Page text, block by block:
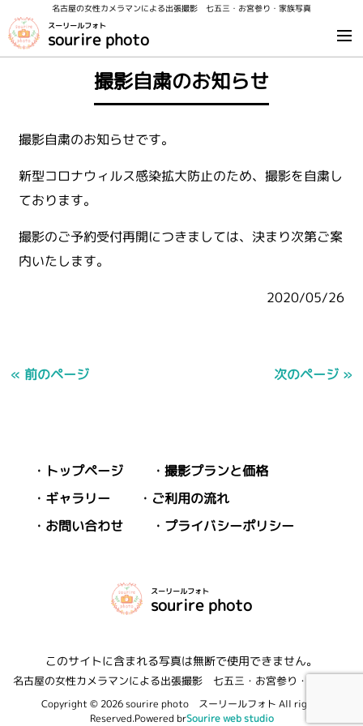
名古屋の女性カメラマンによる出張撮影 七五三・お宮参り・家族写真
スーリールフォト
sourire photo
撮影自粛のお知らせ
撮影自粛のお知らせです。
新型コロナウィルス感染拡大防止のため、撮影を自粛し
ております。
撮影のご予約受付再開につきましては、決まり次第ご案
内いたします。
2020/05/26
« 前のページ 次のページ »
トップページ
撮影プランと価格
ギャラリー
ご利用の流れ
お問い合わせ
プライバシーポリシー
スーリールフォト
sourire photo
このサイトに含まれる写真は無断で使用できません。
名古屋の女性カメラマンによる出張撮影 七五三・お宮参り・家族写真
Copyright © 2026 sourire photo スーリールフォト All rights
Reserved.Powered brSourire web studio